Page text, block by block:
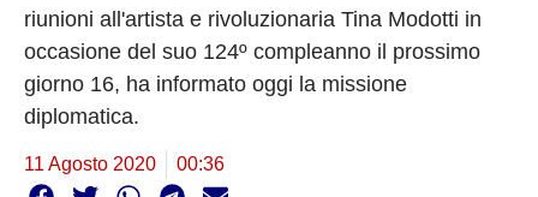
riunioni all'artista e rivoluzionaria Tina Modotti in
occasione del suo 124º compleanno il prossimo
giorno 16, ha informato oggi la missione
diplomatica.
11 Agosto 2020 00:36